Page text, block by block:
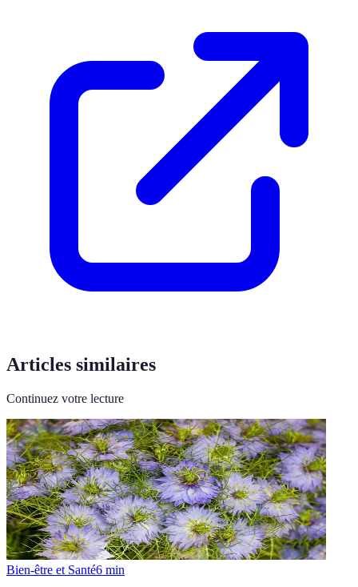
Articles similaires
Continuez votre lecture
Bien-être et Santé6 min